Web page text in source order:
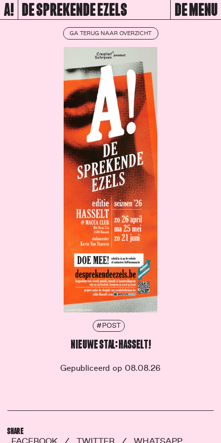
A! DE SPREKENDE EZELS DE MENU
GA TERUG NAAR OVERZICHT
#POST
NIEUWE STAL: HASSELT!
Gepubliceerd op 08.08.26
SHARE